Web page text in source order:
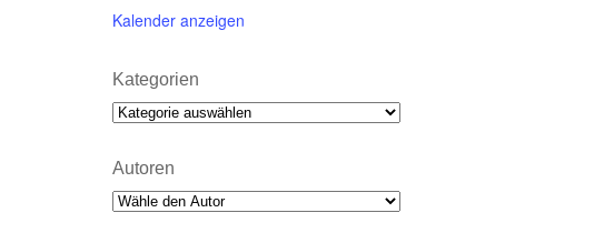
Kalender anzeigen
Kategorien
Kategorien
Autoren